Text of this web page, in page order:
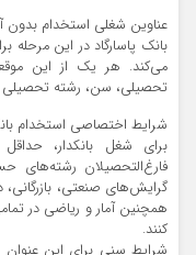
عناوین شغلی استخدام بدون
بانک پاسارگاد در این
می‌کند. هر یک از این
تحصیلی، سن، رشته
شرایط اختصاصی استخدام
برای شغل بانکدار،
فارغ‌التحصیلان رشته‌های
گرایش‌های صنعتی، بازرگانی،
همچنین آمار و ریاضی در
کنند.
شرایط سنی برای این